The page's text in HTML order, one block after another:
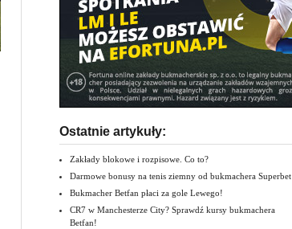
Ostatnie artykuły:
Zakłady blokowe i rozpisowe. Co to?
Darmowe bonusy na tenis ziemny od bukmachera Superbet
Bukmacher Betfan płaci za gole Lewego!
CR7 w Manchesterze City? Sprawdź kursy bukmachera
Betfan!